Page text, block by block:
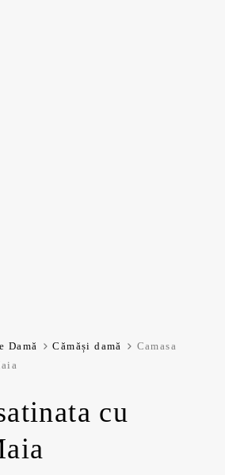
Damă Cămăși damă
Camasa
cu